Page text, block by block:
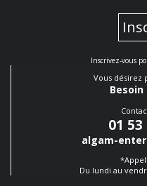
Inscrivez-vous
Vous désirez
Besoin
01 53
algam-
Du lundi au